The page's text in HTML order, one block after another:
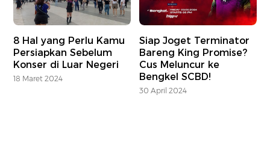
8 Hal yang Perlu Kamu
Persiapkan Sebelum
Konser di Luar Negeri
18 Maret 2024
Siap Joget Terminator
Bareng King Promise?
Cus Meluncur ke
Bengkel SCBD!
30 April 2024